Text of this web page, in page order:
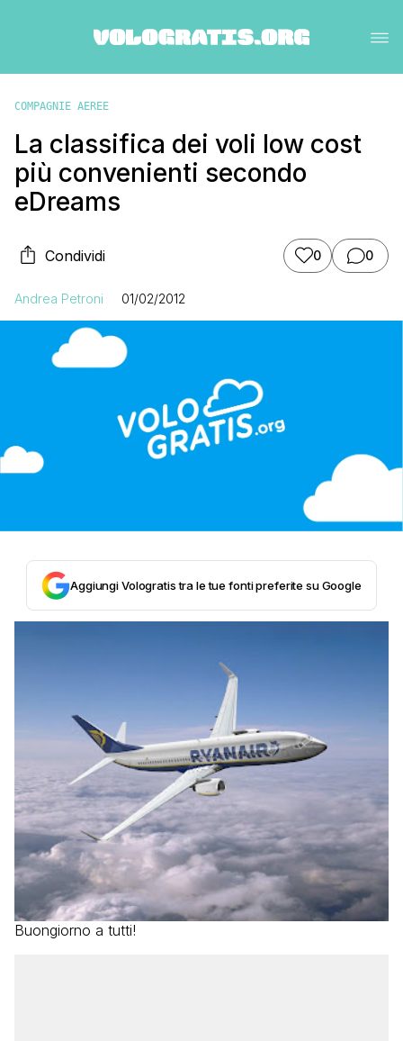
COMPAGNIE AEREE
La classifica dei voli low cost
più convenienti secondo
eDreams
Condividi 0 0
Andrea Petroni 01/02/2012
Aggiungi Vologratis tra le tue fonti preferite su Google
Buongiorno a tutti!